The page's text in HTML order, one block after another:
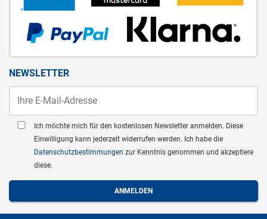
NEWSLETTER
Ich möchte mich für den kostenlosen Newsletter anmelden. Diese
Einwilligung kann jederzeit widerrufen werden. Ich habe die
Datenschutzbestimmungen zur Kenntnis genommen und akzeptiere
diese.